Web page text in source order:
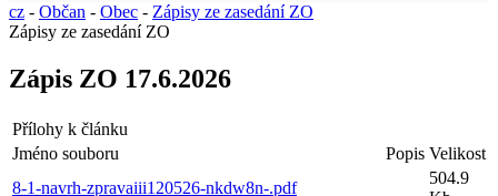
cz - Občan - Obec - Zápisy ze zasedání ZO
Zápisy ze zasedání ZO
Zápis ZO 17.6.2026
Přílohy k článku
Jméno souboru
Popis Velikost
8-1-navrh-zpravaiii120526-nkdw8n-.pdf
504.9